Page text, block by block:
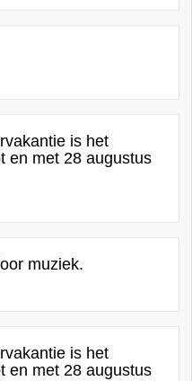
is het
en met 28 augustus
muziek.
is het
en met 28 augustus